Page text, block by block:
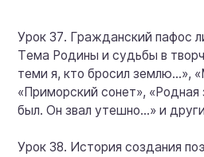
Урок 37. Гражданский пафос
Тема Родины и судьбы в
теми я, кто бросил землю…»,
«Приморский сонет», «Родная
был. Он звал утешно…» и
Урок 38. История создания